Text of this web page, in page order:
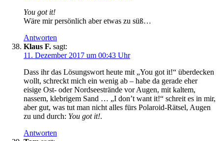
You got it!
Wäre mir persönlich aber etwas zu süß…
Antworten
Klaus F. sagt:
11. Dezember 2017 um 00:43 Uhr
Dass ihr das Lösungswort heute mit „You got it!“ überdecken
wollt, schreckt mich ein wenig ab – habe da gerade eher
eisige Ost- oder Nordseestrände vor Augen, mit kaltem,
nassem, klebrigem Sand … „I don’t want it!“ schreit es in mir,
aber gut, was tut man nicht alles fürs Polaroid-Rätsel, Augen
zu und durch: You got it!.
Antworten